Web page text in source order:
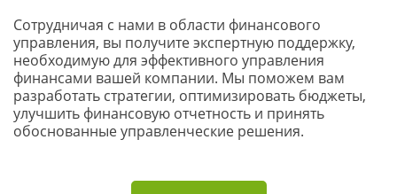
Сотрудничая с нами в области финансового
управления, вы получите экспертную поддержку,
необходимую для эффективного управления
финансами вашей компании. Мы поможем вам
разработать стратегии, оптимизировать бюджеты,
улучшить финансовую отчетность и принять
обоснованные управленческие решения.